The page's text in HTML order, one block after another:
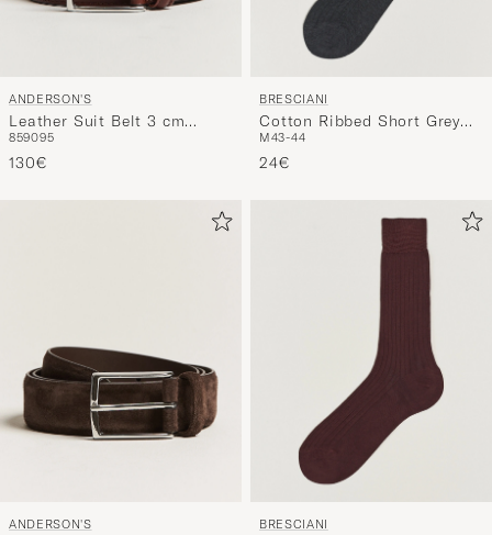
ANDERSON'S
Leather Suit Belt 3 cm
Brown
859095
130€
BRESCIANI
Cotton Ribbed Short Grey
Melange
M43-44
24€
ANDERSON'S BRESCIANI